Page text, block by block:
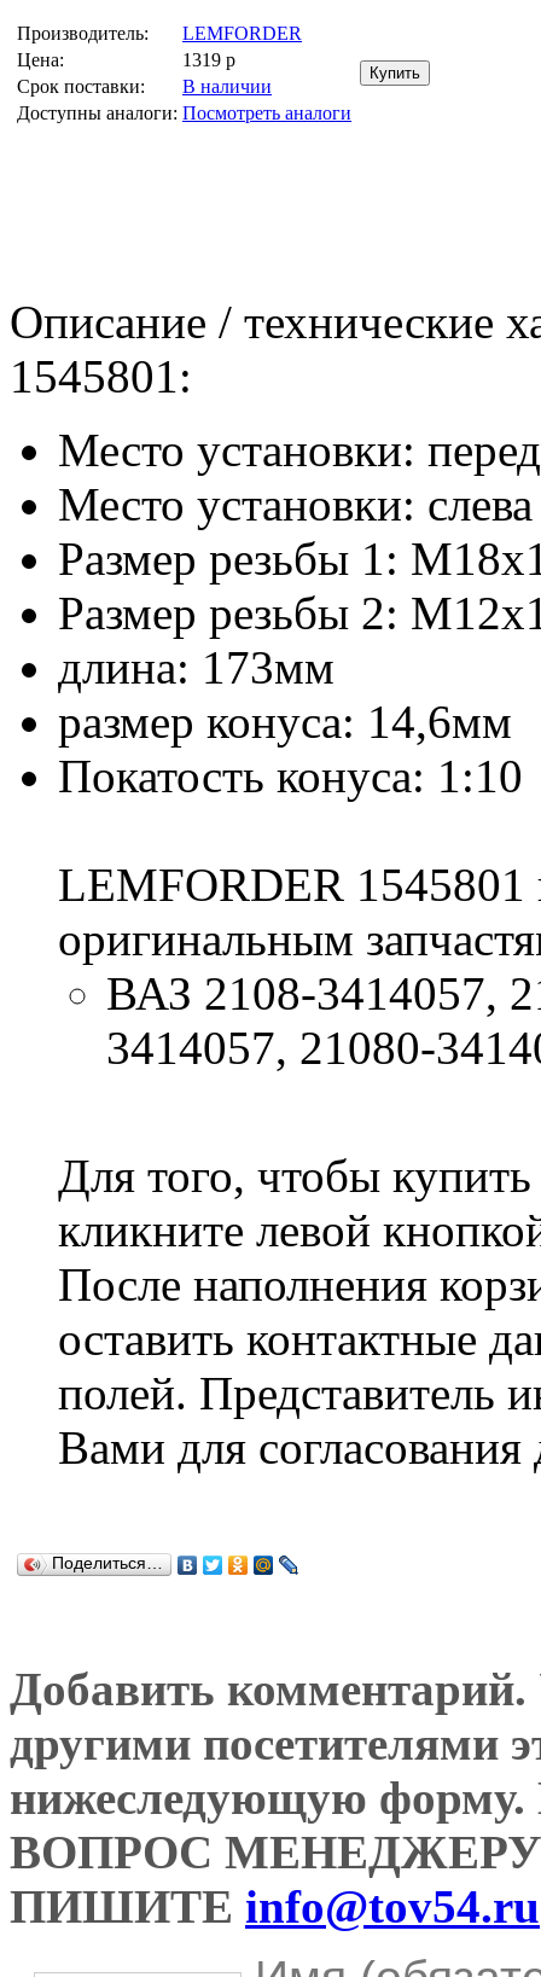
Производитель:
LEMFORDER
Цена:
1319 р
Срок поставки:
В наличии
Доступны аналоги: Посмотреть аналоги
Описание / технические
1545801:
Место установки:
Место установки: слева
Размер резьбы 1:
Размер резьбы 2:
длина: 173мм
размер конуса: 14,6мм
Покатость конуса: 1:10
LEMFORDER
оригинальным
ВАЗ 2108-3414057,
3414057, 21080-
Для того, чтобы
кликните левой
После наполнения
оставить контактные
полей. Представитель
Вами для
Поделиться…
Добавить комментарий.
другими посетителями
нижеследующую
ВОПРОС
ПИШИТЕ info@tov54.ru